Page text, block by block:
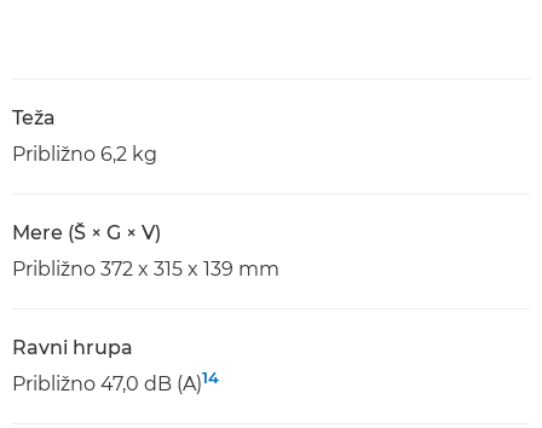
Teža
Približno 6,2 kg
Mere (Š × G × V)
Približno 372 x 315 x 139 mm
Ravni hrupa
Približno 47,0 dB (A)14